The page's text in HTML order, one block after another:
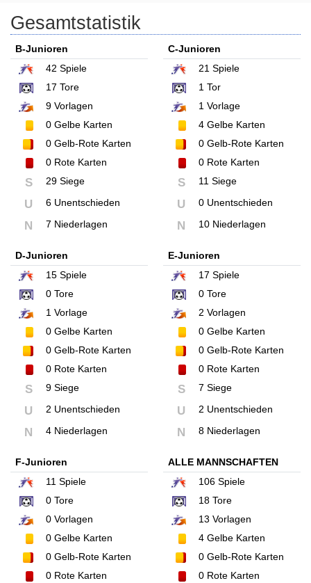
Gesamtstatistik
B-Junioren
42 Spiele
17 Tore
9 Vorlagen
0 Gelbe Karten
0 Gelb-Rote Karten
0 Rote Karten
S 29 Siege
U 6 Unentschieden
N 7 Niederlagen
C-Junioren
21Spiele
1Tor
1Vorlage
4Gelbe Karten
0Gelb-Rote Karten
0Rote Karten
S 11 Siege
U 0 Unentschieden
N 10 Niederlagen
D-Junioren
15 Spiele
0 Tore
1 Vorlage
0 Gelbe Karten
0 Gelb-Rote Karten
0 Rote Karten
S 9 Siege
U 2 Unentschieden
N 4 Niederlagen
E-Junioren
17 Spiele
0Tore
2 Vorlagen
0Gelbe Karten
0Gelb-Rote Karten
0Rote Karten
S 7 Siege
U 2 Unentschieden
N 8 Niederlagen
F-Junioren
11 Spiele
0 Tore
0 Vorlagen
0 Gelbe Karten
0 Gelb-Rote Karten
0 Rote Karten
ALLE MANNSCHAFTEN
106Spiele
18Tore
13 Vorlagen
4Gelbe Karten
0Gelb-Rote Karten
0Rote Karten